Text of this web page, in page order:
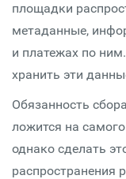
площадки
метаданные,
и платежах по
хранить эти
Обязанность
ложится на
однако сделать
распространения